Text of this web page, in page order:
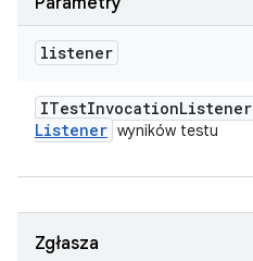
listener
ITestInvocationListener
Listener wyników testu
Zgłasza